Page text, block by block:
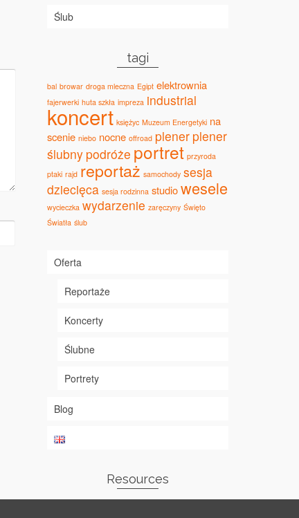
Ślub
tagi
bal browar droga mleczna Egipt elektrownia
fajerwerki huta szkła impreza industrial
koncert księżyc Muzeum Energetyki na
scenie niebo nocne offroad plener plener
ślubny podróże portret przyroda
ptaki rajd reportaż samochody sesja
dziecięca sesja rodzinna studio wesele
wycieczka wydarzenie zaręczyny Święto
Światła ślub
Oferta
Reportaże
Koncerty
Ślubne
Portrety
Blog
Resources